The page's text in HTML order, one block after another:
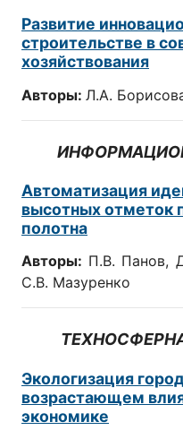
Развитие
строительстве в
хозяйствования
Авторы: Л.А.
Автоматизация
высотных отметок
полотна
Авторы: П.В. Панов,
С.В. Мазуренко
Экологизация
возрастающем
экономике